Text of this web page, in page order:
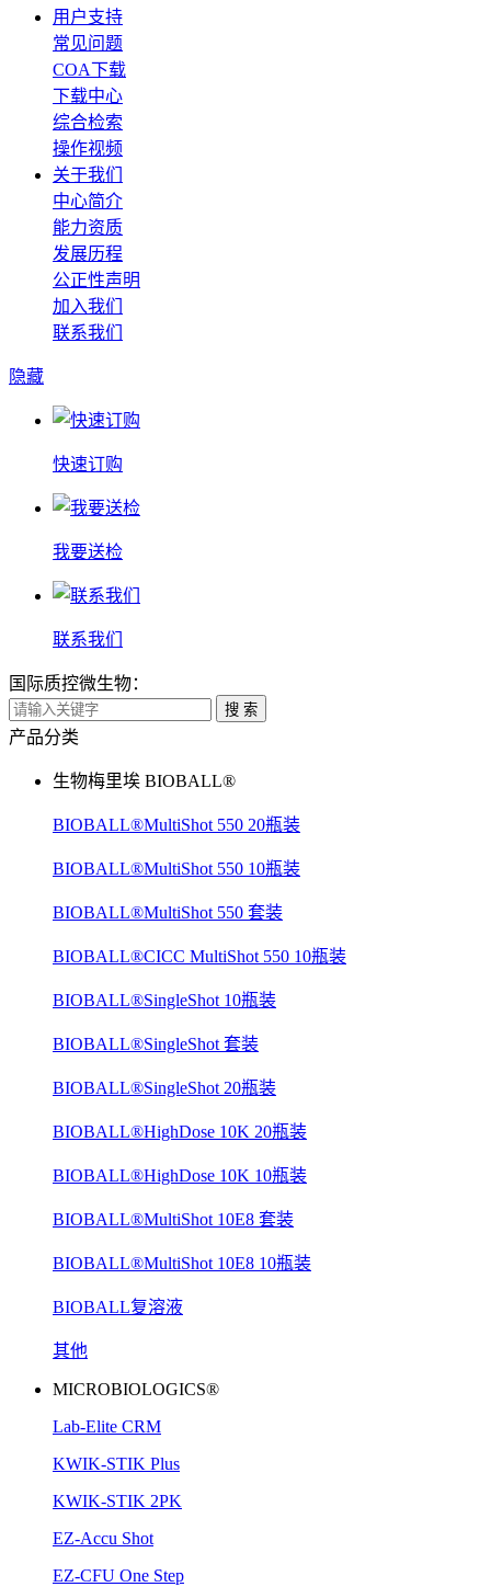
用户支持
常见问题
COA下载
下载中心
综合检索
操作视频
关于我们
中心简介
能力资质
发展历程
公正性声明
加入我们
联系我们
隐藏
快速订购
我要送检
联系我们
国际质控微生物：
搜 索
产品分类
生物梅里埃 BIOBALL®
BIOBALL®MultiShot 550 20瓶装
BIOBALL®MultiShot 550 10瓶装
BIOBALL®MultiShot 550 套装
BIOBALL®CICC MultiShot 550 10瓶装
BIOBALL®SingleShot 10瓶装
BIOBALL®SingleShot 套装
BIOBALL®SingleShot 20瓶装
BIOBALL®HighDose 10K 20瓶装
BIOBALL®HighDose 10K 10瓶装
BIOBALL®MultiShot 10E8 套装
BIOBALL®MultiShot 10E8 10瓶装
BIOBALL复溶液
其他
MICROBIOLOGICS®
Lab-Elite CRM
KWIK-STIK Plus
KWIK-STIK 2PK
EZ-Accu Shot
EZ-CFU One Step